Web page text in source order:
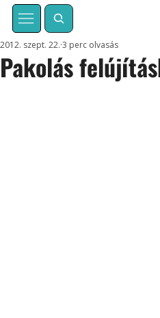
Pakolás
2012. szept. 22. 3 perc olvasás